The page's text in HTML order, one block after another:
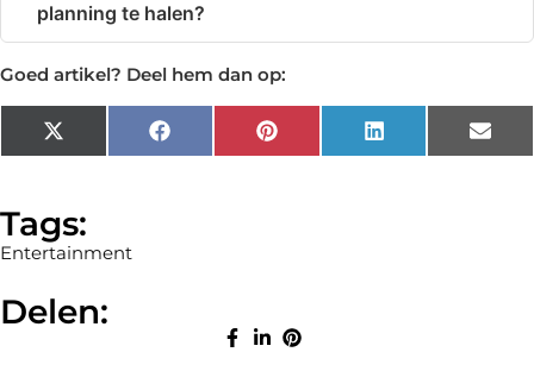
planning te halen?
Goed artikel? Deel hem dan op:
X
(Twitter)
Facebook Pinterest LinkedIn
Tags:
Entertainment
Delen: